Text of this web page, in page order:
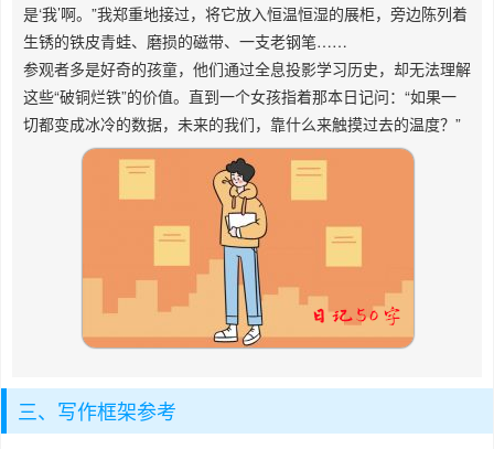
是‘我’啊。”我郑重地接过，将它放入恒温恒湿的展柜，旁边陈列着
生锈的铁皮青蛙、磨损的磁带、一支老钢笔……
参观者多是好奇的孩童，他们通过全息投影学习历史，却无法理解
这些“破铜烂铁”的价值。直到一个女孩指着那本日记问：“如果一
切都变成冰冷的数据，未来的我们，靠什么来触摸过去的温度？”
三、写作框架参考